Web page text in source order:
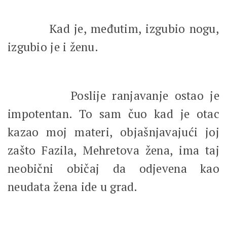
Kad je, međutim, izgubio nogu,
izgubio je i ženu.
Poslije ranjavanje ostao je
impotentan. To sam čuo kad je otac
kazao moj materi, objašnjavajući joj
zašto Fazila, Mehretova žena, ima taj
neobični običaj da odjevena kao
neudata žena ide u grad.